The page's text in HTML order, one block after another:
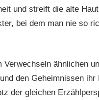
und streift die alte
bei dem man nie so
ähnlichen
den Geheimnissen ihr
der gleichen